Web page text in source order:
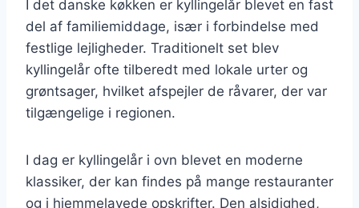
I det danske køkken er kyllingelår blevet en fast
del af familiemiddage, især i forbindelse med
festlige lejligheder. Traditionelt set blev
kyllingelår ofte tilberedt med lokale urter og
grøntsager, hvilket afspejler de råvarer, der var
tilgængelige i regionen.
I dag er kyllingelår i ovn blevet en moderne
klassiker, der kan findes på mange restauranter
og i hjemmelavede opskrifter. Den alsidighed,